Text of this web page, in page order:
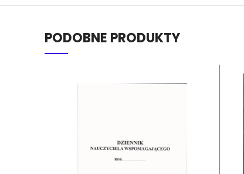
PODOBNE PRODUKTY